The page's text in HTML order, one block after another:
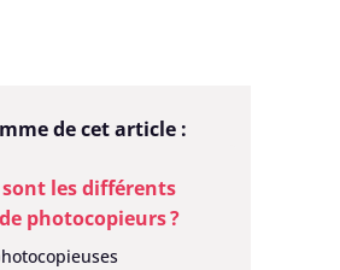
de cet article :
sont les différents
photocopieurs ?